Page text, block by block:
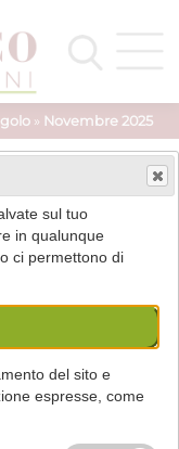
» Novembre 2025
piano terra
sul tuo
in qualunque
ci permettono di
del sito e
espresse, come